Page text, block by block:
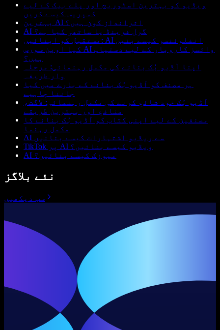
ویڈیو کو بہترین اسٹوریج اور پلے بیک کے لیے
کمپریس کیسے کریں
بہترین AI اثرانداز کون ہیں؟
AI گرل فرینڈ یا ساتھی کیا ہے؟
مستقبل کو اپنائیں: AI انفلوئنسر کیسے بنیں
کیا اوپن سورس AI وائسز کاروبار کے لیے دستیاب
ہیں؟
اپنا آڈیو بُک بنانے کی مکمل رہنمائی: مرحلہ
وار طریقہ
ہر مصنف کو آڈیو بُک بنانے کے بارے میں کیا
جاننا چاہیے
آڈیو بُک خود شائع کرنے کی مکمل رہنمائی: لاگت،
منافع اور بہترین طریقے
مصنفین کے لیے اپنی کتاب کو آڈیو بُک بنانے کا
مکمل رہنما
AI سے ریڈیو اشتہارات کیسے بنائیں
TikTok پر AI ویڈیو کیسے بنائیں؟
AI میوزک کیسے بنائیں؟
نئے بلاگز
سب دیکھیں